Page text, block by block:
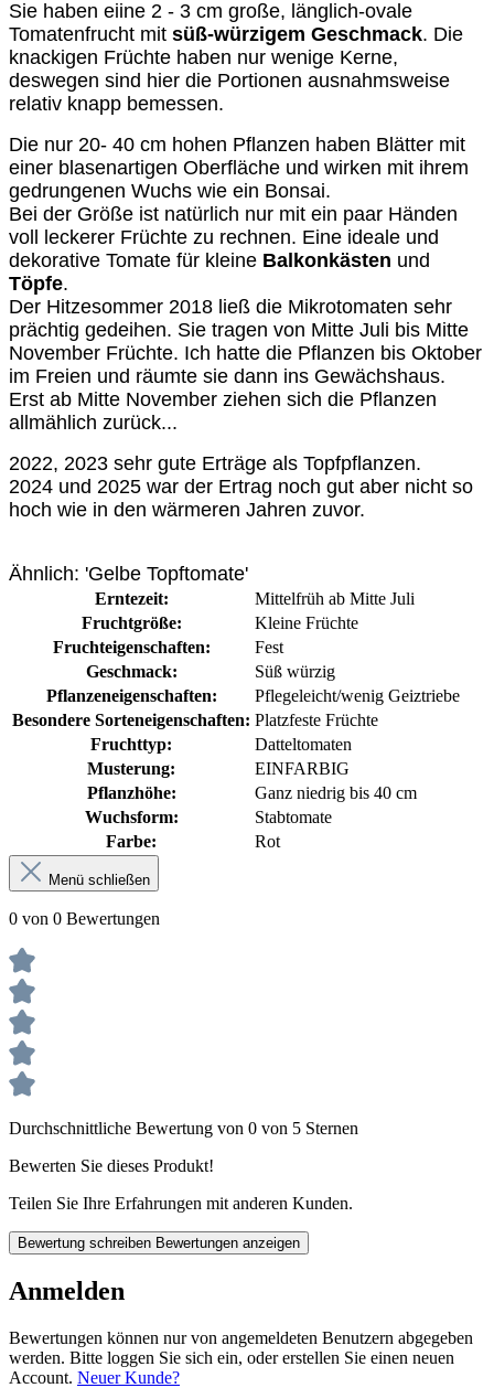
Sie haben eiine 2 - 3 cm große, länglich-ovale
Tomatenfrucht mit süß-würzigem Geschmack. Die
knackigen Früchte haben nur wenige Kerne,
deswegen sind hier die Portionen aus­nahmsweise
relativ knapp be­messen.
Die nur 20- 40 cm hohen Pflanzen haben Blätter mit
einer blasenartigen Oberfläche und wir­ken mit ihrem
gedrungenen Wuchs wie ein Bonsai.
Bei der Größe ist natürlich nur mit ein paar Händen
voll leckerer Früchte zu rech­nen. Eine ideale und
dekorative Tomate für kleine Balkonkästen und
Töpfe.
Der Hitzesommer 2018 ließ die Mikrotomaten sehr
prächtig gedeihen. Sie tragen von Mitte Juli bis Mitte
November Früchte. Ich hatte die Pflanzen bis Oktober
im Freien und räumte sie dann ins Gewächshaus.
Erst ab Mitte November ziehen sich die Pflanzen
allmählich zurück...
2022, 2023 sehr gute Erträge als Topfpflanzen.
2024 und 2025 war der Ertrag noch gut aber nicht so
hoch wie in den wärmeren Jahren zuvor.
Ähnlich: 'Gelbe Topftomate'
Erntezeit:
Mittelfrüh ab Mitte Juli
Fruchtgröße:
Kleine Früchte
Fruchteigenschaften:
Fest
Geschmack:
Süß würzig
Pflanzeneigenschaften:
Pflegeleicht/wenig Geiztriebe
Besondere Sorteneigenschaften: Platzfeste Früchte
Fruchttyp:
Datteltomaten
Musterung:
EINFARBIG
Pflanzhöhe:
Ganz niedrig bis 40 cm
Wuchsform:
Stabtomate
Farbe:
Rot
Menü schließen
0 von 0 Bewertungen
Durchschnittliche Bewertung von 0 von 5 Sternen
Bewerten Sie dieses Produkt!
Teilen Sie Ihre Erfahrungen mit anderen Kunden.
Bewertung schreiben Bewertungen anzeigen
Anmelden
Bewertungen können nur von angemeldeten Benutzern abgegeben
werden. Bitte loggen Sie sich ein, oder erstellen Sie einen neuen
Account. Neuer Kunde?